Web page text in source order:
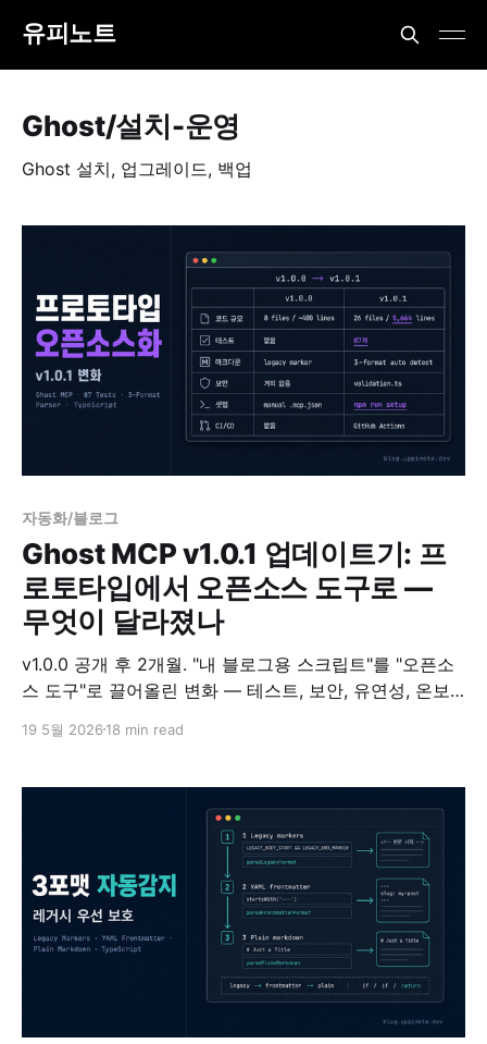
유피노트
Ghost/설치-운영
Ghost 설치, 업그레이드, 백업
자동화/블로그
Ghost MCP v1.0.1 업데이트기: 프
로토타입에서 오픈소스 도구로 —
무엇이 달라졌나
v1.0.0 공개 후 2개월. "내 블로그용 스크립트"를 "오픈소
스 도구"로 끌어올린 변화 — 테스트, 보안, 유연성, 온보
19 5월 2026 18 min read